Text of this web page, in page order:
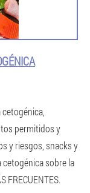
permitidos y
y riesgos, snacks y
sobre la
FRECUENTES.